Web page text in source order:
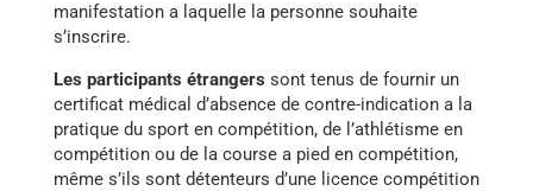
manifestation a laquelle la personne souhaite
s’inscrire.
Les participants étrangers sont tenus de fournir un
certificat médical d’absence de contre-indication a la
pratique du sport en compétition, de l’athlétisme en
compétition ou de la course a pied en compétition,
même s’ils sont détenteurs d’une licence compétition